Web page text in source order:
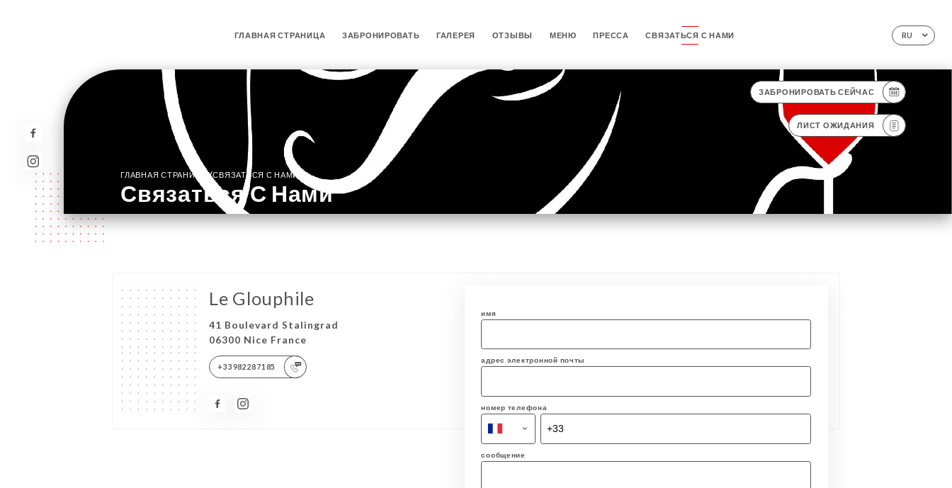
RU
ГЛАВНАЯ СТРАНИЦА ЗАБРОНИРОВАТЬ ГАЛЕРЕЯ ОТЗЫВЫ МЕНЮ ПРЕССА СВЯЗАТЬСЯ С НАМИ
ЗАБРОНИРОВАТЬ СЕЙЧАС
ЛИСТ ОЖИДАНИЯ
ГЛАВНАЯ СТРАНИЦА /СВЯЗАТЬСЯ С НАМИ
Связаться С Нами
Le Glouphile
41 Boulevard Stalingrad
06300 Nice France
+33982287185
имя
адрес электронной почты
номер телефона
сообщение